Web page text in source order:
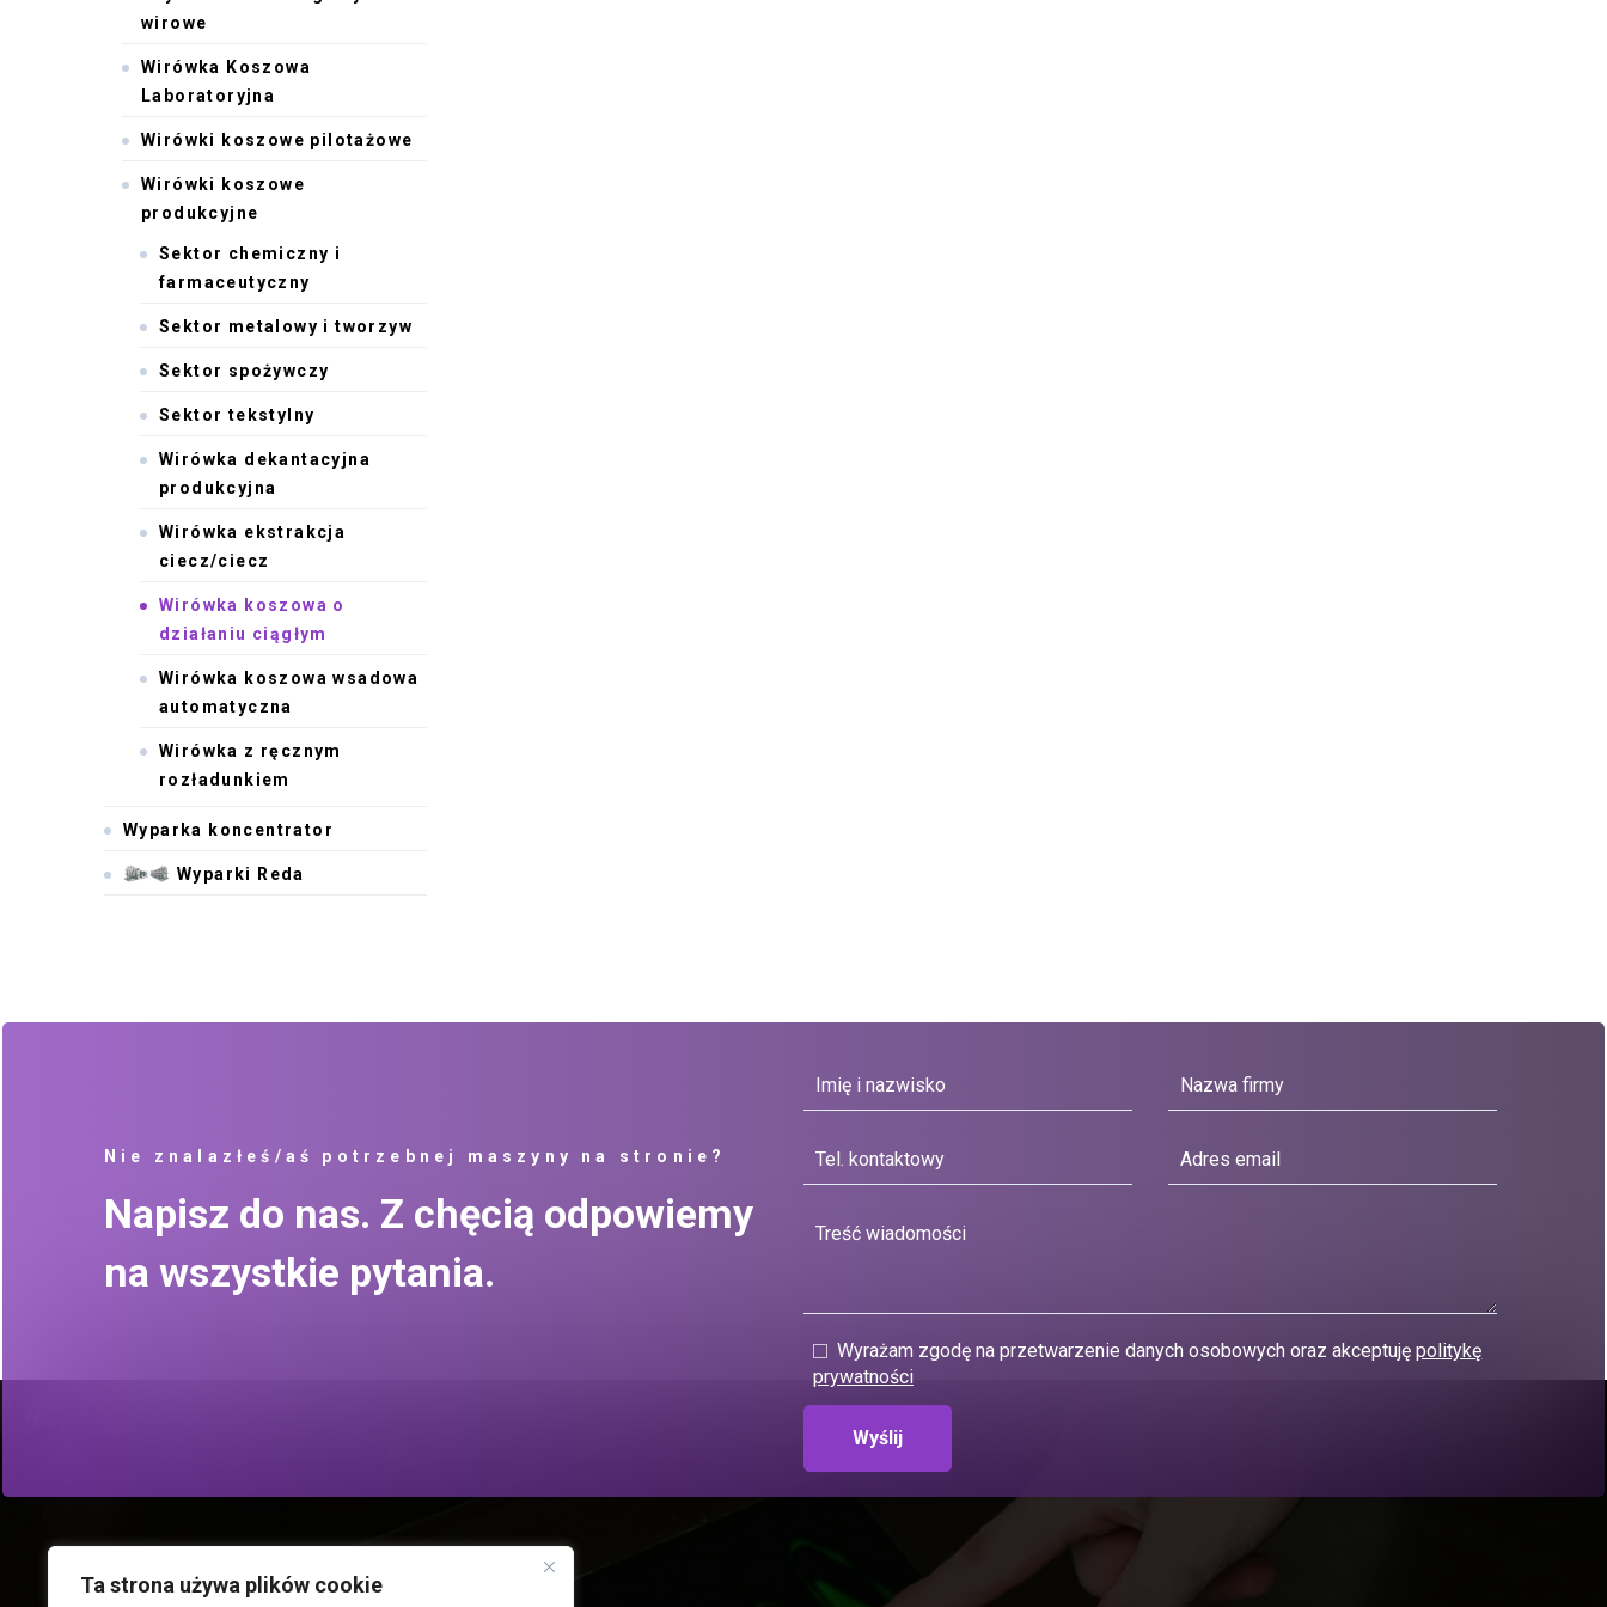
Ta strona używa plików cookie
wirowe
Wirówka Koszowa
Laboratoryjna
Wirówki koszowe pilotażowe
Wirówki koszowe
produkcyjne
Sektor chemiczny i
farmaceutyczny
Sektor metalowy i tworzyw
Sektor spożywczy
Sektor tekstylny
Wirówka dekantacyjna
produkcyjna
Wirówka ekstrakcja
ciecz/ciecz
Wirówka koszowa o
działaniu ciągłym
Wirówka koszowa wsadowa
automatyczna
Wirówka z ręcznym
rozładunkiem
Wyparka koncentrator
Wyparki Reda
Nie znalazłeś/aś potrzebnej maszyny na stronie?
Napisz do nas. Z chęcią odpowiemy
na wszystkie pytania.
Wyrażam zgodę na przetwarzenie danych osobowych oraz akceptujępolitykę
prywatności